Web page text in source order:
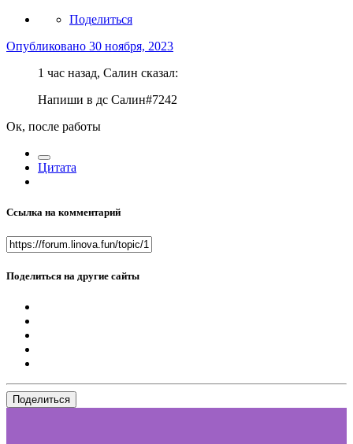
Поделиться
Опубликовано 30 ноября, 2023
1 час назад, Салин сказал:
Напиши в дс Салин#7242
Ок, после работы
Цитата
Ссылка на комментарий
Поделиться на другие сайты
Поделиться